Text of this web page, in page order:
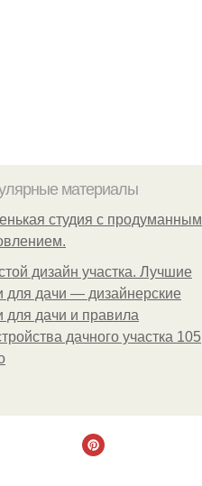
материалы
студия с продуманным
дизайн участка. Лучшие
для дачи — дизайнерские
для дачи и правила
дачного участка 105